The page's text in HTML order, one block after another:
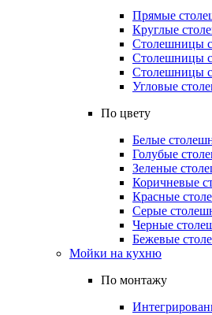
Прямые
Круглые
Столешницы с
Столешницы
Столешницы
Угловые
По цвету
Белые
Голубые
Зеленые
Коричневые
Красные
Серые
Черные
Бежевые
Мойки на кухню
По монтажу